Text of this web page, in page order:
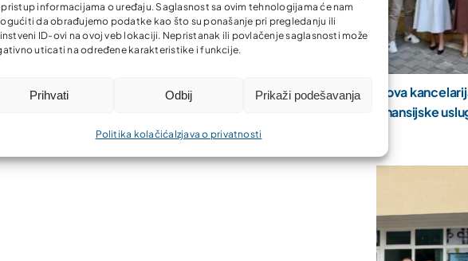
informacijama o uređaju. Saglasnost sa ovim tehnologijama će nam
da obrađujemo podatke kao što su ponašanje pri pregledanju ili
ID-ovi na ovoj veb lokaciji. Nepristanak ili povlačenje saglasnosti može
uticati na određene karakteristike i funkcije.
Prihvati Odbij Prikaži podešavanja
Politika kolačića Izjava o privatnosti
Nova
finansijske